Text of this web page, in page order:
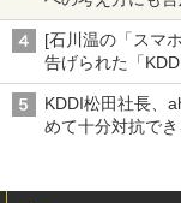
[石川温の「スマ
告げられた「
穴と楽天モバイ
KDDI松田社長、
めて十分対抗でき